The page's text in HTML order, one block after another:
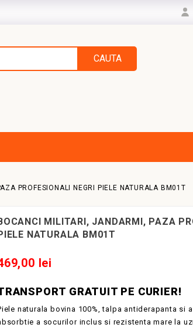
CAUTA
PROFESIONALI NEGRI PIELE NATURALA BM01T
MILITARI, JANDARMI, PAZA
NATURALA BM01T
lei
GRATUIT PE CURIER!
naturala bovina 100%, talpa antiderapanta si
a socurilor inclus si rezistenta mare la